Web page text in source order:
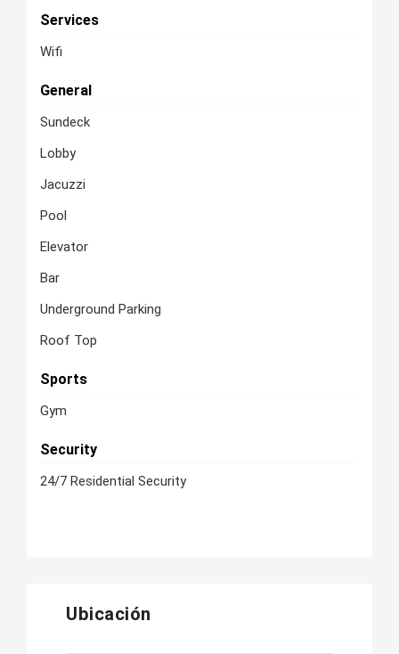
Services
Wifi
General
Sundeck
Lobby
Jacuzzi
Pool
Elevator
Bar
Underground Parking
Roof Top
Sports
Gym
Security
24/7 Residential Security
Ubicación